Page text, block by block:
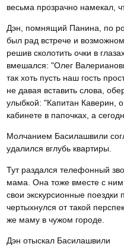
весьма прозрачно намекал,
Дэн, помнящий Панина, по
был рад встрече и
решив сколотить очки в
вмешался: "Олег
так хоть пусть наш гость
не давая вставить слова,
улыбкой: "Капитан Каверин,
кабинете в папочках, а
Молчанием Басилашвили
удалился вглубь квартиры.
Тут раздался телефонный
мама. Она тоже вместе с ним
свои экскурсионные поездки
чертыхнулся от такой
же маму в чужом городе.
Дэн отыскал Басилашвили